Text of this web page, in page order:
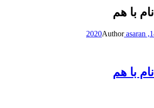
با هم
Authorasaran
با هم